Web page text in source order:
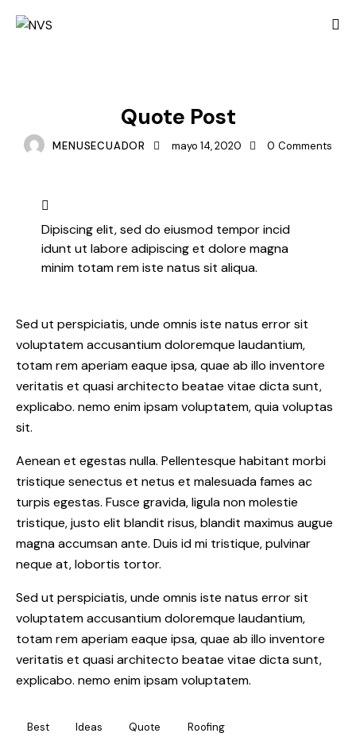
Quote Post
MENUSECUADOR mayo 14, 2020 0 Comments
Dipiscing elit, sed do eiusmod tempor incid
idunt ut labore adipiscing et dolore magna
minim totam rem iste natus sit aliqua.
Sed ut perspiciatis, unde omnis iste natus error sit
voluptatem accusantium doloremque laudantium,
totam rem aperiam eaque ipsa, quae ab illo inventore
veritatis et quasi architecto beatae vitae dicta sunt,
explicabo. nemo enim ipsam voluptatem, quia voluptas
sit.
Aenean et egestas nulla. Pellentesque habitant morbi
tristique senectus et netus et malesuada fames ac
turpis egestas. Fusce gravida, ligula non molestie
tristique, justo elit blandit risus, blandit maximus augue
magna accumsan ante. Duis id mi tristique, pulvinar
neque at, lobortis tortor.
Sed ut perspiciatis, unde omnis iste natus error sit
voluptatem accusantium doloremque laudantium,
totam rem aperiam eaque ipsa, quae ab illo inventore
veritatis et quasi architecto beatae vitae dicta sunt,
explicabo. nemo enim ipsam voluptatem.
Best Ideas Quote Roofing